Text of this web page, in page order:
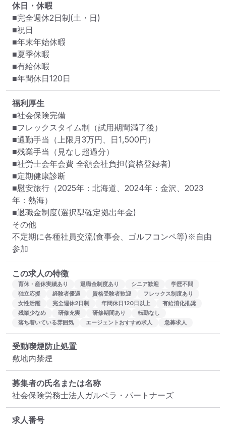
休日・休暇
■完全週休2日制(土・日)
■祝日
■年末年始休暇
■夏季休暇
■有給休暇
■年間休日120日
福利厚生
■社会保険完備
■フレックスタイム制（試用期間満了後）
■通勤手当（上限月3万円、日1,500円）
■残業手当（見なし超過分）
■社労士会年会費 全額会社負担(資格登録者)
■定期健康診断
■慰安旅行（2025年：北海道、2024年：金沢、2023
年：熱海）
■退職金制度(選択型確定拠出年金)
その他
不定期に各種社員交流(食事会、ゴルフコンペ等)※自由
この求人の特徴
育休・産休実績あり 退職金制度あり シニア歓迎
学歴不問
独立応援
経験者優遇 資格受験者歓迎
フレックス制度あり
女性活躍
完全週休2日制 年間休日120日以上
有給消化推奨
残業少なめ
研修充実 研修期間あり
転勤なし
落ち着いている雰囲気
エージェントおすすめ求人 急募求人
受動喫煙防止処置
敷地内禁煙
募集者の氏名または名称
社会保険労務士法人ガルベラ・パートナーズ
求人番号